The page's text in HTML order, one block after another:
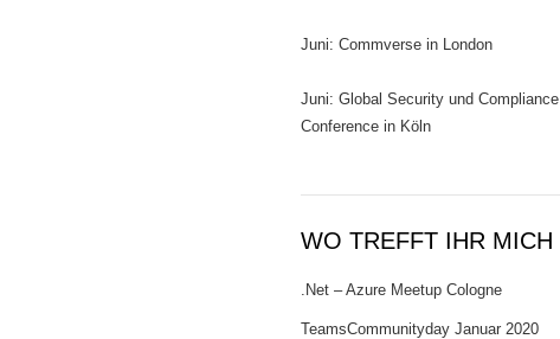
Juni: Commverse in London
Juni: Global Security und Compliance
Conference in Köln
WO TREFFT IHR MICH
.Net – Azure Meetup Cologne
TeamsCommunityday Januar 2020